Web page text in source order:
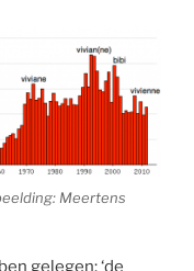
Meertens
gelegen: ‘de